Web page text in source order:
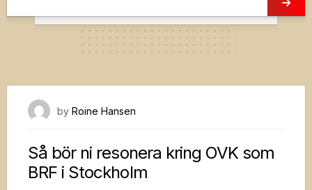
by Roine Hansen
Så bör ni resonera kring OVK som
BRF i Stockholm